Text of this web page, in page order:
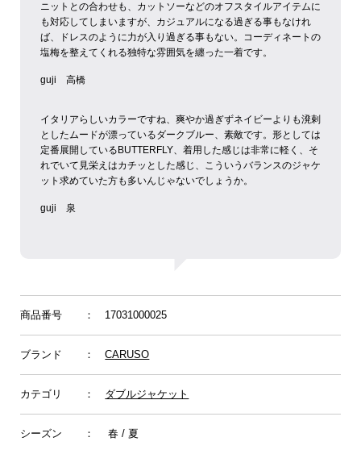
ニットとの合わせも、カットソーなどのオフスタイルアイテムに
も対応してしまいますが、カジュアルになる過ぎる事もなけれ
ば、ドレスのように力が入り過ぎる事もない。 コーディネートの
塩梅を整えてくれる独特な雰囲気を纏った一着です。
guji 高橋
イタリアらしいカラーですね、爽やか過ぎずネイビーよりも溌剌
としたムードが漂っているダークブルー、素敵です。 形としては
定番展開しているBUTTERFLY、着用した感じは非常に軽く、そ
れでいて見栄えはカチッとした感じ、こういうバランスのジャケ
ット求めていた方も多いんじゃないでしょうか。
guji 泉
商品番号 ： 17031000025
ブランド ：CARUSO
カテゴリ ： ダブルジャケット
シーズン ： 春 / 夏